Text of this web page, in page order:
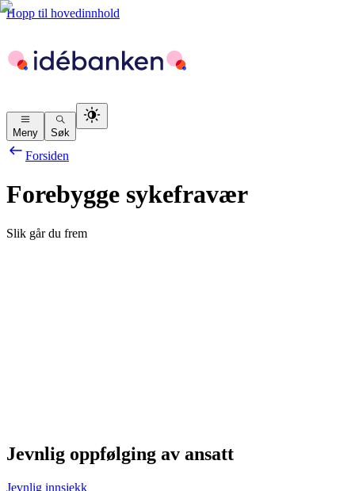
Hopp til hovedinnhold
Meny Søk
Forsiden
Forebygge sykefravær
Slik går du frem
Jevnlig oppfølging av ansatt
Jevnlig innsjekk